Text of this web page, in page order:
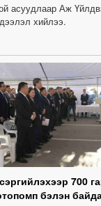
асуудлаар Аж
хийлээ.
700
бэлэн